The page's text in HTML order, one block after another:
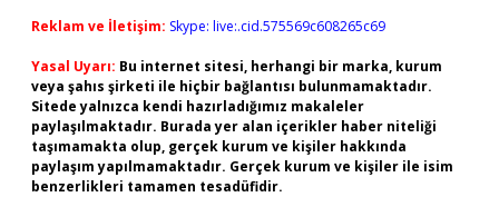
Reklam ve İletişim: Skype: live:.cid.575569c608265c69
Yasal Uyarı: Bu internet sitesi, herhangi bir marka, kurum
veya şahıs şirketi ile hiçbir bağlantısı bulunmamaktadır.
Sitede yalnızca kendi hazırladığımız makaleler
paylaşılmaktadır. Burada yer alan içerikler haber niteliği
taşımamakta olup, gerçek kurum ve kişiler hakkında
paylaşım yapılmamaktadır. Gerçek kurum ve kişiler ile isim
benzerlikleri tamamen tesadüfidir.